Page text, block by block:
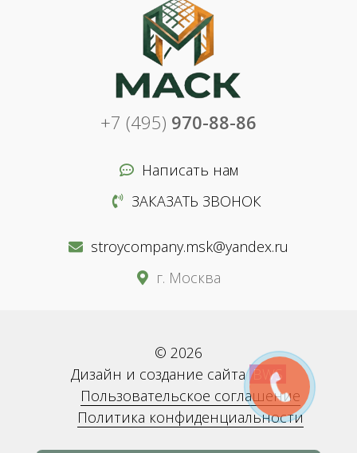
+7 (495) 970-88-86
Написать нам
ЗАКАЗАТЬ ЗВОНОК
stroycompany.msk@yandex.ru
г. Москва
© 2026
Дизайн и создание сайтаBWS
Пользовательское соглашение
Политика конфиденциальности